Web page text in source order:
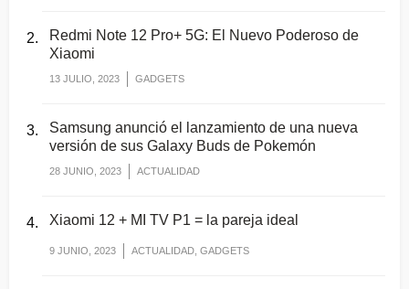
Redmi Note 12 Pro+ 5G: El Nuevo Poderoso de
Xiaomi
13 JULIO, 2023 GADGETS
Samsung anunció el lanzamiento de una nueva
versión de sus Galaxy Buds de Pokemón
28 JUNIO, 2023 ACTUALIDAD
Xiaomi 12 + MI TV P1 = la pareja ideal
9 JUNIO, 2023 ACTUALIDAD, GADGETS